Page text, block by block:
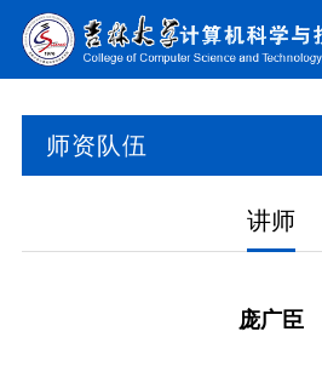
师资队伍
讲师
庞广臣